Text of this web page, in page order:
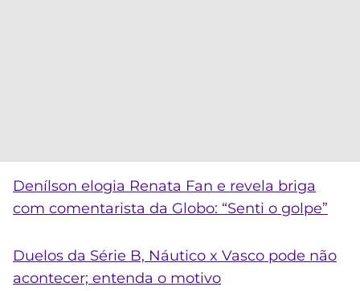
Denílson elogia Renata Fan e revela briga
com comentarista da Globo: “Senti o golpe”
Duelos da Série B, Náutico x Vasco pode não
acontecer; entenda o motivo